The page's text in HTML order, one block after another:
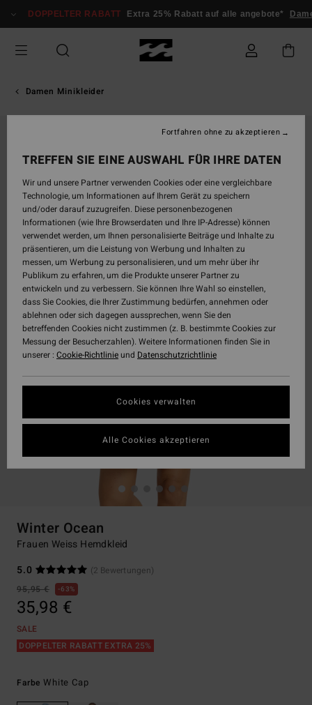
zur
springen
DOPPELTER RABATT Extra 25% Rabatt auf alle angebote* Damen
Damen Minikleider
Winter Ocean
Frauen Weiss Hemdkleid
5.0
(2 Bewertungen)
95,95 €
63%
35,98 €
SALE
DOPPELTER RABATT EXTRA 25%
FarbeWhite Cap
TREFFEN SIE EINE AUSWAHL FÜR IHRE DATEN
Wir und unsere Partner verwenden Cookies oder eine vergleichbare
Technologie, um Informationen auf Ihrem Gerät zu speichern
und/oder darauf zuzugreifen. Diese personenbezogenen
Informationen (wie Ihre Browserdaten und Ihre IP-Adresse) können
verwendet werden, um Ihnen personalisierte Beiträge und Inhalte zu
präsentieren, um die Leistung von Werbung und Inhalten zu
messen, um Werbung zu personalisieren, und um mehr über ihr
Publikum zu erfahren, um die Produkte unserer Partner zu
entwickeln und zu verbessern. Sie können Ihre Wahl so einstellen,
dass Sie Cookies, die Ihrer Zustimmung bedürfen, annehmen oder
ablehnen oder sich dagegen aussprechen, wenn Sie den
betreffenden Cookies nicht zustimmen (z. B. bestimmte Cookies zur
Messung der Besucherzahlen). Weitere Informationen finden Sie in
unserer : Cookie-Richtlinieund Datenschutzrichtlinie
Cookies verwalten
Fortfahren ohne zu akzeptieren
Alle Cookies akzeptieren